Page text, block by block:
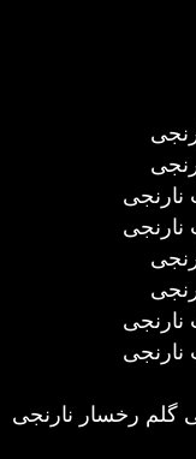
گلم رخسار نارنجی